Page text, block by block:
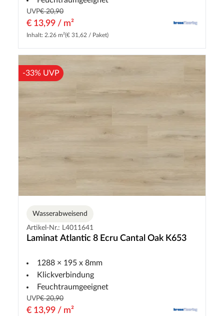
UVP€ 20,90
€ 13,99 / m²
Inhalt: 2.26 m²(€ 31,62 / Paket)
-33% UVP
Wasserabweisend
Artikel-Nr.: L4011641
Laminat Atlantic 8 Ecru Cantal Oak K653
1288 × 195 x 8mm
Klickverbindung
Feuchtraumgeeignet
UVP€ 20,90
€ 13,99 / m²